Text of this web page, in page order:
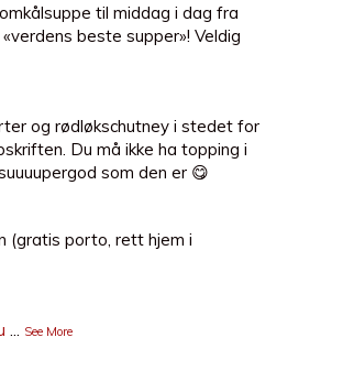
til middag i dag fra
beste supper»! Veldig
og rødløkschutney i stedet for
Du må ikke ha topping i
som den er 😋
(gratis porto, rett hjem i
See More